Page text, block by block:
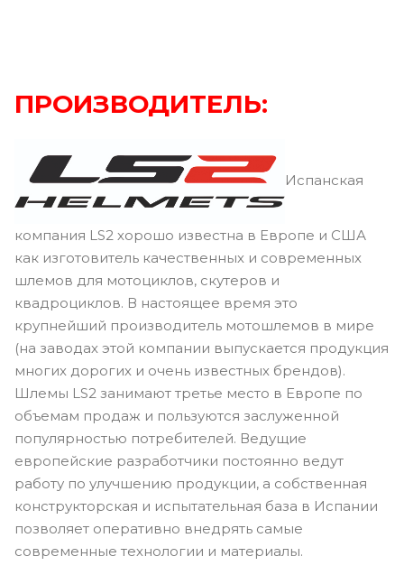
ПРОИЗВОДИТЕЛЬ:
Испанская
компания LS2 хорошо известна в Европе и США
как изготовитель качественных и современных
шлемов для мотоциклов, скутеров и
квадроциклов. В настоящее время это
крупнейший производитель мотошлемов в мире
(на заводах этой компании выпускается продукция
многих дорогих и очень известных брендов).
Шлемы LS2 занимают третье место в Европе по
объемам продаж и пользуются заслуженной
популярностью потребителей. Ведущие
европейские разработчики постоянно ведут
работу по улучшению продукции, а собственная
конструкторская и испытательная база в Испании
позволяет оперативно внедрять самые
современные технологии и материалы.